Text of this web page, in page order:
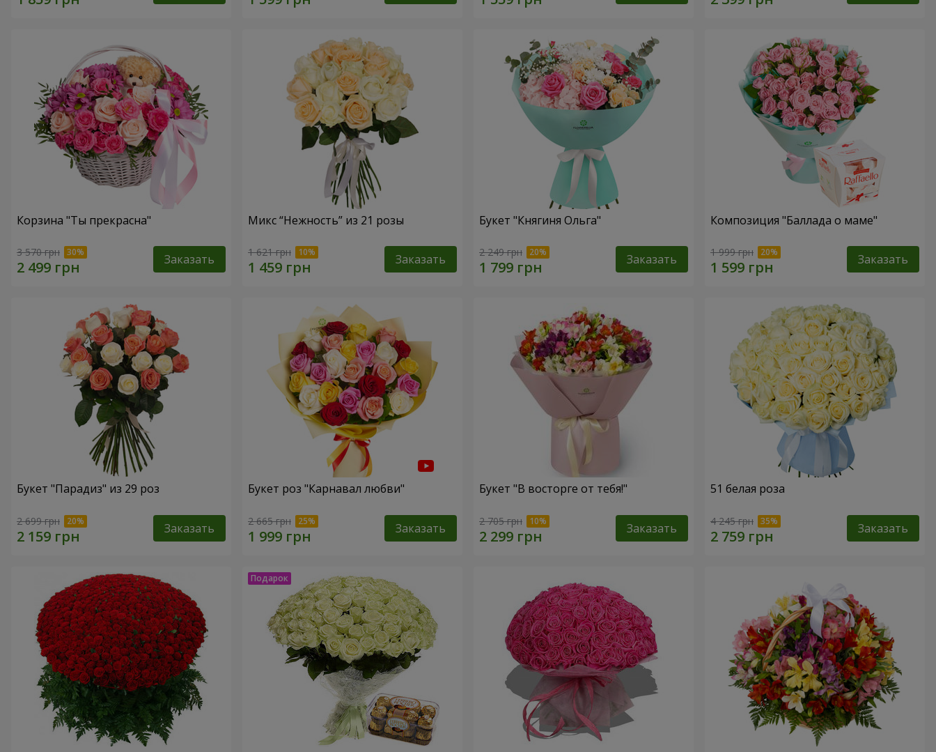
Корзина "Ты прекрасна"
3 570 грн Заказать
Микс “Нежность” из 21 розы
1 621 грн Заказать
Букет "Княгиня Ольга"
2 249 грн Заказать
Композиция "Баллада о маме"
1 999 грн Заказать
Букет "Парадиз" из 29 роз
2 699 грн Заказать
Букет роз "Карнавал любви"
2 665 грн Заказать
Букет "В восторге от тебя!"
2 705 грн Заказать
51 белая роза
4 245 грн Заказать